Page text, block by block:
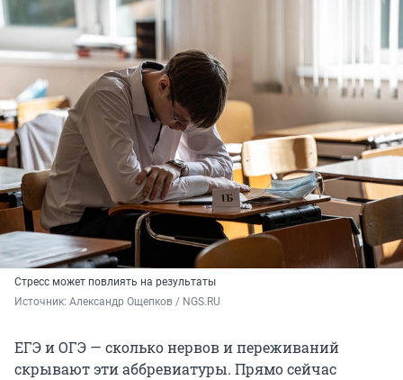
Стресс может повлиять на результаты
Источник: Александр Ощепков / NGS.RU
ЕГЭ и ОГЭ — сколько нервов и переживаний
скрывают эти аббревиатуры. Прямо сейчас